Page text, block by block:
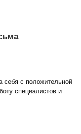
себя с положительной
специалистов и